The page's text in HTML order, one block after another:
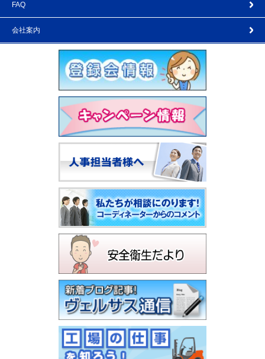
FAQ
会社案内